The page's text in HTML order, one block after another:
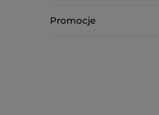
Promocje